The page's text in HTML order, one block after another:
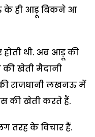
ही आड़ू बिकने आ
थी. अब आड़ू की
की खेती मैदानी
की राजधानी लखनऊ में
की खेती करते हैं.
तरह के विचार हैं.